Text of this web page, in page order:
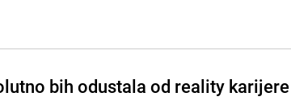
bih odustala od reality